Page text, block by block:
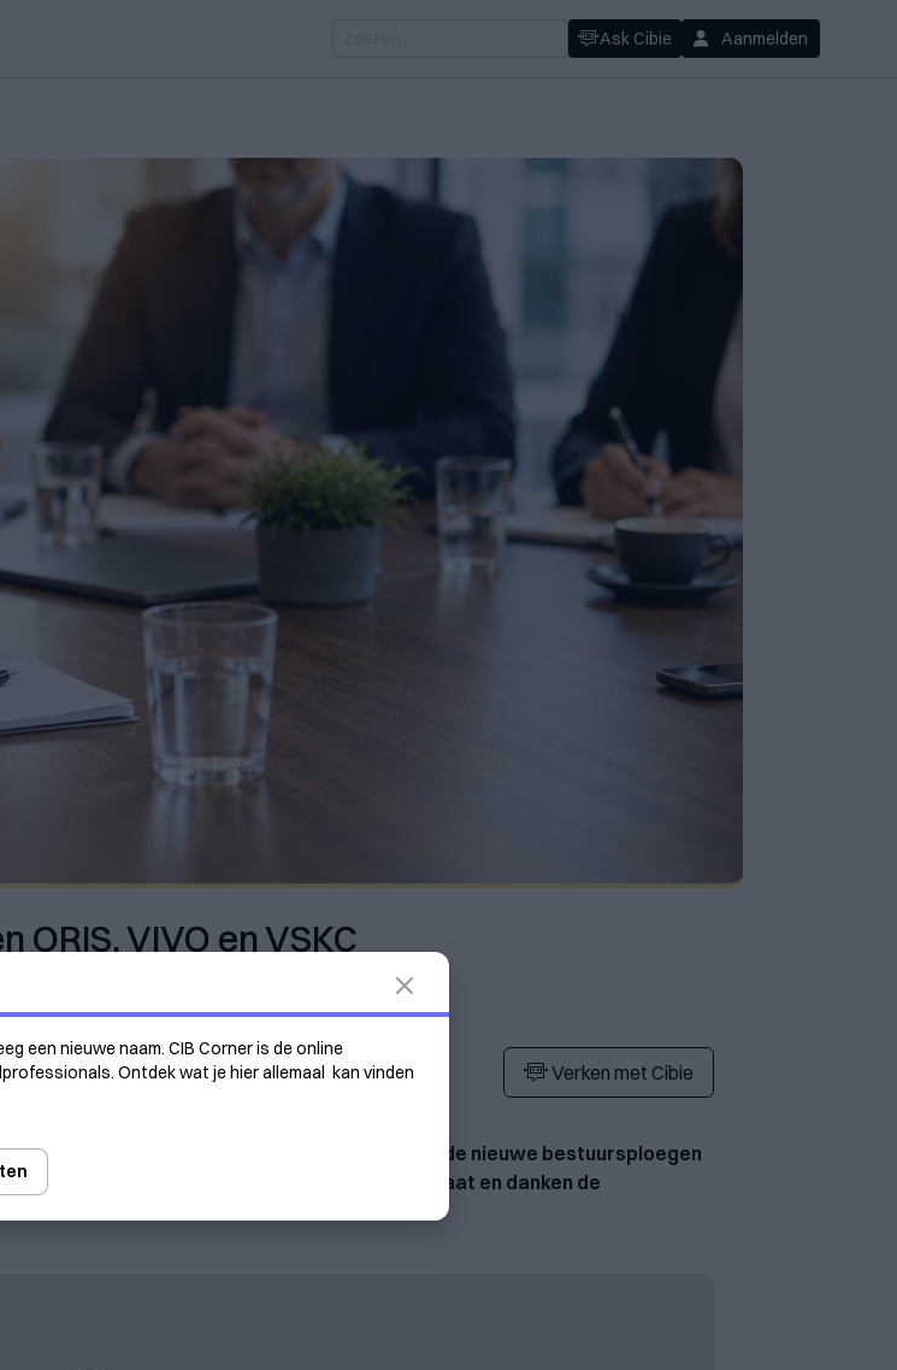
Ask Cibie Aanmelden
VIVO en VSKC
Verken met Cibie
binnen ORIS, VIVO en VSKC. Daarbij werden de nieuwe bestuursploegen
alle verkozen bestuurders met hun mandaat en danken de
een nieuwe naam. CIB Corner is de online
Ontdek wat je hier allemaal kan vinden